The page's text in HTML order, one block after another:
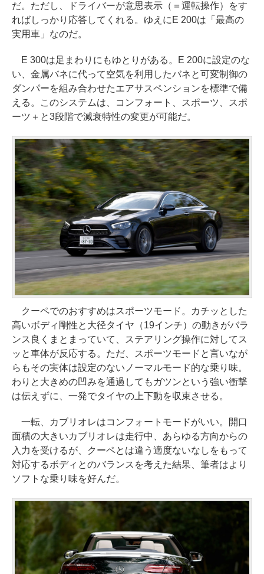
だ。ただし、ドライバーが意思表示（＝運転操作）をす
ればしっかり応答してくれる。ゆえにE 200は「最高の
実用車」なのだ。
E 300は足まわりにもゆとりがある。E 200に設定のな
い、金属バネに代って空気を利用したバネと可変制御の
ダンパーを組み合わせたエアサスペンションを標準で備
える。このシステムは、コンフォート、スポーツ、スポ
ーツ＋と3段階で減衰特性の変更が可能だ。
クーペでのおすすめはスポーツモード。カチッとした
高いボディ剛性と大径タイヤ（19インチ）の動きがバラ
ンス良くまとまっていて、ステアリング操作に対してス
ッと車体が反応する。ただ、スポーツモードと言いなが
らもその実体は設定のないノーマルモード的な乗り味。
わりと大きめの凹みを通過してもガツンという強い衝撃
は伝えずに、一発でタイヤの上下動を収束させる。
一転、カブリオレはコンフォートモードがいい。開口
面積の大きいカブリオレは走行中、あらゆる方向からの
入力を受けるが、クーペとは違う適度ないなしをもって
対応するボディとのバランスを考えた結果、筆者はより
ソフトな乗り味を好んだ。